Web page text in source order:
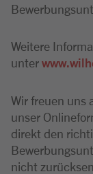
Weitere
unter
Wir freuen uns
unser
direkt den
nicht